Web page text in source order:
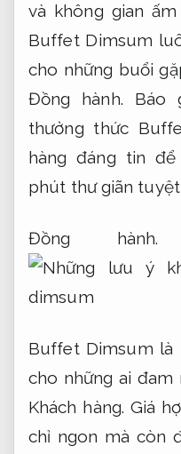
và không gian ấm
Buffet Dimsum
cho những buổi
Đồng hành.
Báo
thưởng thức
hàng đáng tin
phút thư giãn tuyệt
Đồng hành.
Buffet Dimsum là
cho những ai đam
Khách hàng. Giá
chỉ ngon mà còn